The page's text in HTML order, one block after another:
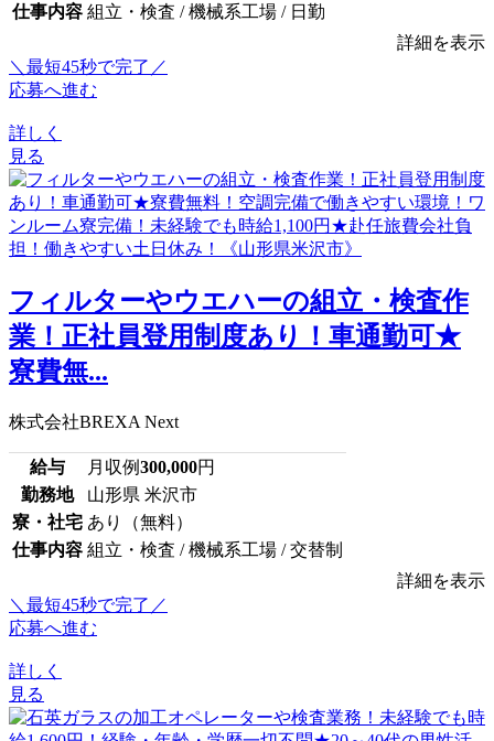
仕事内容 組立・検査 / 機械系工場 / 日勤
詳細を表示
＼最短45秒で完了／
応募へ進む
詳しく
見る
フィルターやウエハーの組立・検査作
業！正社員登用制度あり！車通勤可★
寮費無...
株式会社BREXA Next
給与 月収例300,000円
勤務地
山形県 米沢市
寮・社宅 あり（無料）
仕事内容 組立・検査 / 機械系工場 / 交替制
詳細を表示
＼最短45秒で完了／
応募へ進む
詳しく
見る